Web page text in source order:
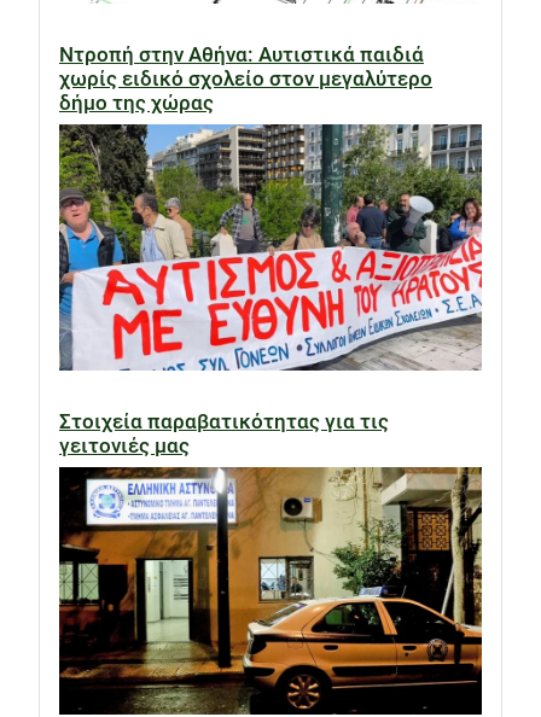
Ντροπή στην Αθήνα: Αυτιστικά παιδιά
χωρίς ειδικό σχολείο στον μεγαλύτερο
δήμο της χώρας
Στοιχεία παραβατικότητας για τις
γειτονιές μας